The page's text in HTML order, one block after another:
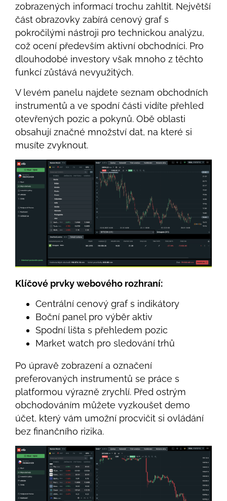
zobrazených informací trochu zahltit. Největší
část obrazovky zabírá cenový graf s
pokročilými nástroji pro technickou analýzu,
což ocení především aktivní obchodníci. Pro
dlouhodobé investory však mnoho z těchto
funkcí zůstává nevyužitých.
V levém panelu najdete seznam obchodních
instrumentů a ve spodní části vidíte přehled
otevřených pozic a pokynů. Obě oblasti
obsahují značné množství dat, na které si
musíte zvyknout.
Klíčové prvky webového rozhraní:
Centrální cenový graf s indikátory
Boční panel pro výběr aktiv
Spodní lišta s přehledem pozic
Market watch pro sledování trhů
Po úpravě zobrazení a označení
preferovaných instrumentů se práce s
platformou výrazně zrychlí. Před ostrým
obchodováním můžete vyzkoušet demo
účet, který vám umožní procvičit si ovládání
bez finančního rizika.